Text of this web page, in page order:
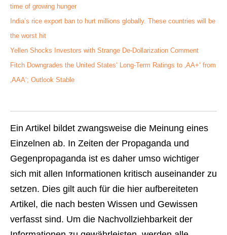
time of growing hunger
India’s rice export ban to hurt millions globally. These countries will be
the worst hit
Yellen Shocks Investors with Strange De-Dollarization Comment
Fitch Downgrades the United States‘ Long-Term Ratings to ‚AA+‘ from
‚AAA‘; Outlook Stable
Ein Artikel bildet zwangsweise die Meinung eines
Einzelnen ab. In Zeiten der Propaganda und
Gegenpropaganda ist es daher umso wichtiger
sich mit allen Informationen kritisch auseinander zu
setzen. Dies gilt auch für die hier aufbereiteten
Artikel, die nach besten Wissen und Gewissen
verfasst sind. Um die Nachvollziehbarkeit der